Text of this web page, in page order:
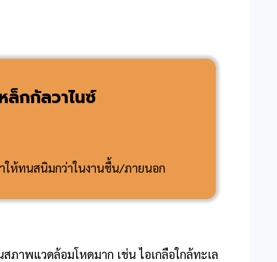
ล็กกัลวาไนซ์
ำให้ทนสนิมกว่าในงานชื้น/ภายนอก
ภาพแวดล้อมโหดมาก เช่น ไอเกลือใกล้ทะเล